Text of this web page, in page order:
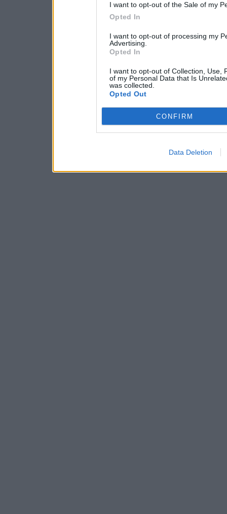
I want to opt-out of the Sale of my
Opted In
I want to opt-out of processing my
Advertising.
Opted In
I want to opt-out of Collection, Use,
of my Personal Data that Is
was collected.
Opted Out
CONFIRM
Data Deletion